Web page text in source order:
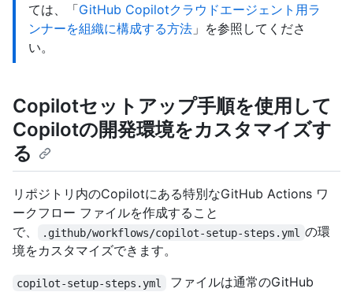
ては、「GitHub Copilotクラウドエージェント用ラ
ンナーを組織に構成する方法 」を参照してくださ
い。
Copilotセットアップ手順を使用して
Copilotの開発環境をカスタマイズす
る
リポジトリ内のCopilotにある特別なGitHub Actions ワ
ークフロー ファイルを作成すること
で、
.github/workflows/copilot-setup-steps.yml の環
境をカスタマイズできます。
copilot-setup-steps.yml
ファイルは通常のGitHub